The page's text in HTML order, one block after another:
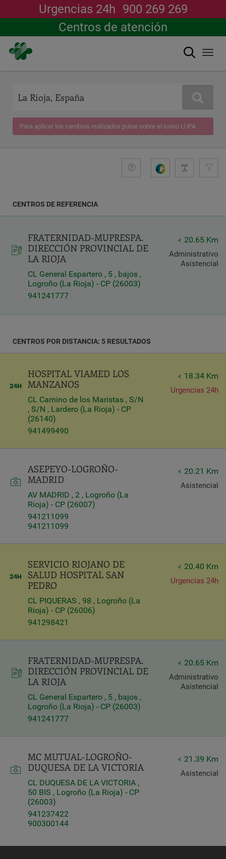
contenido
principal
Urgencias 24h 900 269 269
Centros de atención
Buscar
Buscar
Para aplicar los cambios realizados pulse sobre el icono LUPA
G
a
+compromiso
Guide
Latitud
Longitud
Distance
in
Servicios
Search
Apply
CENTROS DE REFERENCIA
FRATERNIDAD-MUPRESPA.
DIRECCIÓN PROVINCIAL DE
LA RIOJA
CL General Espartero , 5 , bajos ,
Logroño (La Rioja) - CP (26003)
941241777
20.65 Km
Administrativo
Asistencial
CENTROS POR DISTANCIA: 5 RESULTADOS
HOSPITAL VIAMED LOS
MANZANOS
CL Camino de los Maristas , S/N
, S/N , Lardero (La Rioja) - CP
(26140)
941499490
18.34 Km
Urgencias 24h
ASEPEYO-LOGROÑO-
MADRID
AV MADRID , 2 , Logroño (La
Rioja) - CP (26007)
941211099
941211099
20.21 Km
Asistencial
SERVICIO RIOJANO DE
SALUD HOSPITAL SAN
PEDRO
CL PIQUERAS , 98 , Logroño (La
Rioja) - CP (26006)
941298421
20.40 Km
Urgencias 24h
FRATERNIDAD-MUPRESPA.
DIRECCIÓN PROVINCIAL DE
LA RIOJA
CL General Espartero , 5 , bajos ,
Logroño (La Rioja) - CP (26003)
941241777
20.65 Km
Administrativo
Asistencial
MC MUTUAL-LOGROÑO-
DUQUESA DE LA VICTORIA
CL DUQUESA DE LA VICTORIA ,
50 BIS , Logroño (La Rioja) - CP
(26003)
941237422
900300144
21.39 Km
Asistencial